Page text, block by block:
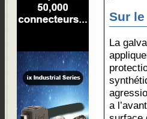
Sur
La
a